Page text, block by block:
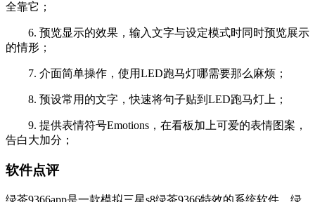
全靠它；
6. 预览显示的效果，输入文字与设定模式时同时预览展示
的情形；
7. 介面简单操作，使用LED跑马灯哪需要那么麻烦；
8. 预设常用的文字，快速将句子贴到LED跑马灯上；
9. 提供表情符号Emotions，在看板加上可爱的表情图案，
告白大加分；
软件点评
绿茶9366app是一款模拟三星s8绿茶9366特效的系统软件。绿